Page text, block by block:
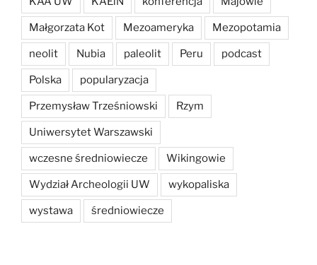
Małgorzata Kot Mezoameryka Mezopotamia
neolit Nubia paleolit Peru podcast
Polska popularyzacja
Przemysław Trześniowski Rzym
Uniwersytet Warszawski
wczesne średniowiecze Wikingowie
Wydział Archeologii UW wykopaliska
wystawa średniowiecze